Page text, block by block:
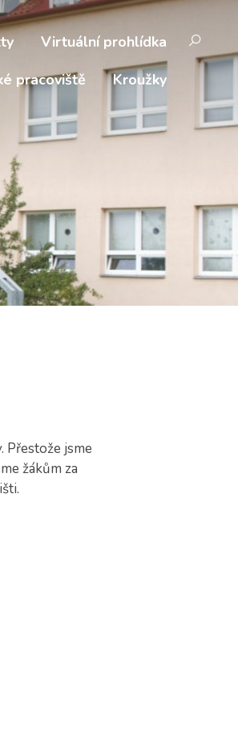
Virtuální prohlídka
pracoviště Kroužky
Přestože jsme
žákům za